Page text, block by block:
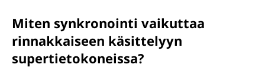
Miten synkronointi vaikuttaa
rinnakkaiseen käsittelyyn
supertietokoneissa?